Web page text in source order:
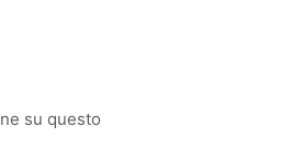
su questo